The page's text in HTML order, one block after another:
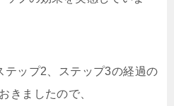
テップ2、ステップ3の経過の
きましたので、